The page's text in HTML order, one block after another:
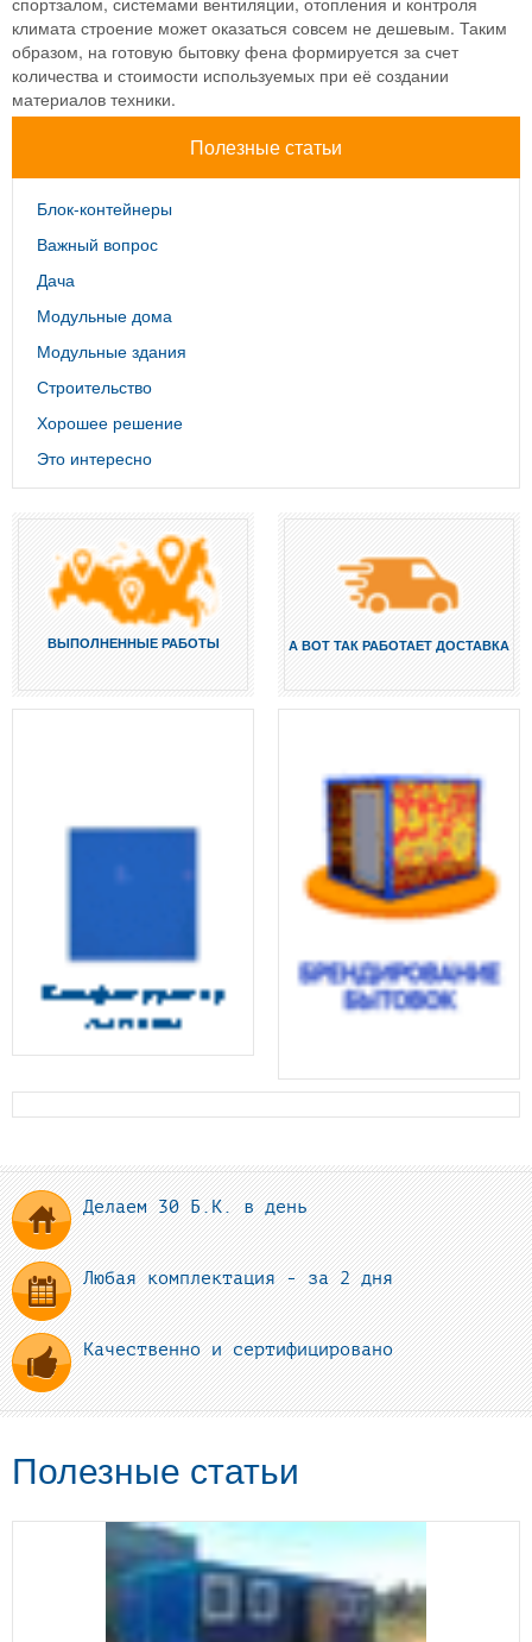
климата строение может оказаться совсем не дешевым. Таким
образом, на готовую бытовку фена формируется за счет
количества и стоимости используемых при её создании
материалов техники.
Полезные статьи
Блок-контейнеры
Важный вопрос
Дача
Модульные дома
Модульные здания
Строительство
Хорошее решение
Это интересно
ВЫПОЛНЕННЫЕ РАБОТЫ А ВОТ ТАК РАБОТАЕТ ДОСТАВКА
Делаем 30 Б.К. в день
Любая комплектация - за 2 дня
Качественно и сертифицировано
Полезные статьи